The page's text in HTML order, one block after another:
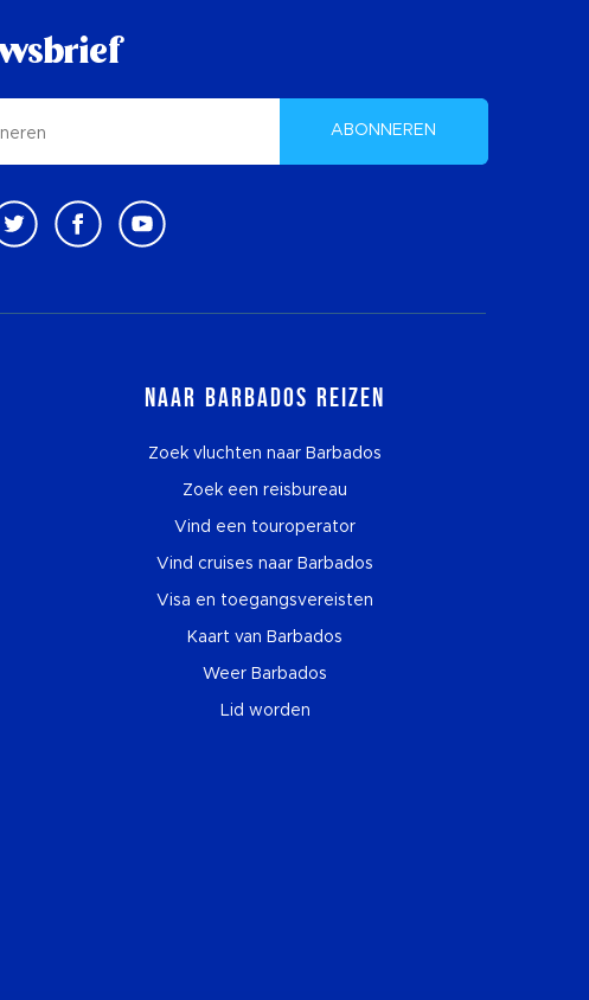
ABONNEREN
Naar Barbados reizen
Zoek vluchten naar Barbados
Zoek een reisbureau
Vind een touroperator
Vind cruises naar Barbados
Visa en toegangsvereisten
Kaart van Barbados
Weer Barbados
Lid worden